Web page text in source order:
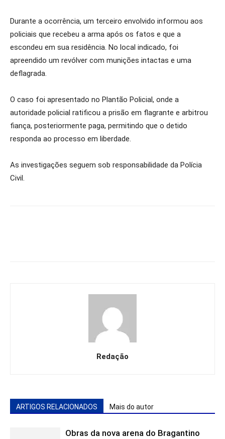
Durante a ocorrência, um terceiro envolvido informou aos
policiais que recebeu a arma após os fatos e que a
escondeu em sua residência. No local indicado, foi
apreendido um revólver com munições intactas e uma
deflagrada.
O caso foi apresentado no Plantão Policial, onde a
autoridade policial ratificou a prisão em flagrante e arbitrou
fiança, posteriormente paga, permitindo que o detido
responda ao processo em liberdade.
As investigações seguem sob responsabilidade da Polícia
Civil.
Redação
ARTIGOS RELACIONADOS Mais do autor
Obras da nova arena do Bragantino